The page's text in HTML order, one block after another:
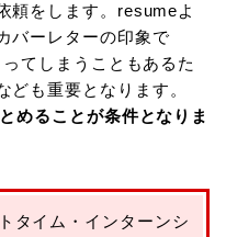
頼をします。resumeよ
バーレターの印象で
てしまうこともあるた
ども重要となります。
めることが条件となりま
タイム・インターンシ